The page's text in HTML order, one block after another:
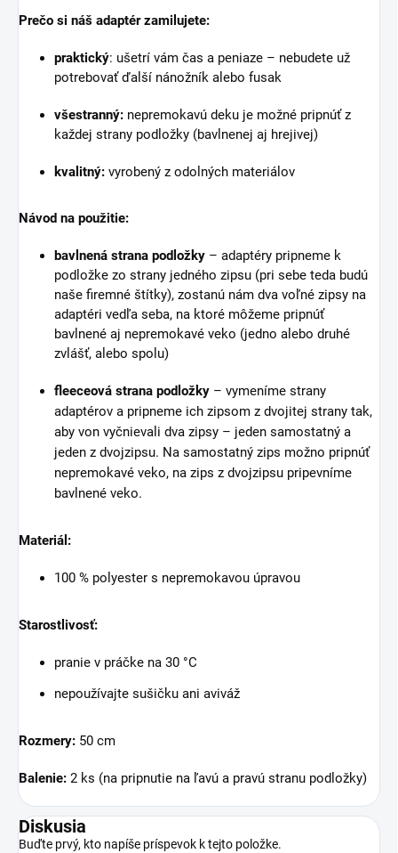
Prečo si náš adaptér zamilujete:
praktický: ušetrí vám čas a peniaze – nebudete už
potrebovať ďalší nánožník alebo fusak
všestranný: nepremokavú deku je možné pripnúť z
každej strany podložky (bavlnenej aj hrejivej)
kvalitný: vyrobený z odolných materiálov
Návod na použitie:
bavlnená strana podložky – adaptéry pripneme k
podložke zo strany jedného zipsu (pri sebe teda budú
naše firemné štítky), zostanú nám dva voľné zipsy na
adaptéri vedľa seba, na ktoré môžeme pripnúť
bavlnené aj nepremokavé veko (jedno alebo druhé
zvlášť, alebo spolu)
fleeceová strana podložky – vymeníme strany
adaptérov a pripneme ich zipsom z dvojitej strany tak,
aby von vyčnievali dva zipsy – jeden samostatný a
jeden z dvojzipsu. Na samostatný zips možno pripnúť
nepremokavé veko, na zips z dvojzipsu pripevníme
bavlnené veko.
Materiál:
100 % polyester s nepremokavou úpravou
Starostlivosť:
pranie v práčke na 30 °C
nepoužívajte sušičku ani aviváž
Rozmery: 50 cm
Balenie: 2 ks (na pripnutie na ľavú a pravú stranu podložky)
Diskusia
Buďte prvý, kto napíše príspevok k tejto položke.